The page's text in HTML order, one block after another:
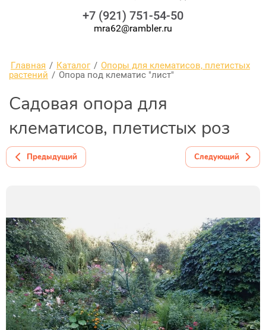
+7 (921) 751-54-50
mra62@rambler.ru
Главная / Каталог / Опоры для клематисов, плетистых
растений / Опора под клематис "лист"
Садовая опора для
клематисов, плетистых роз
Предыдущий Следующий